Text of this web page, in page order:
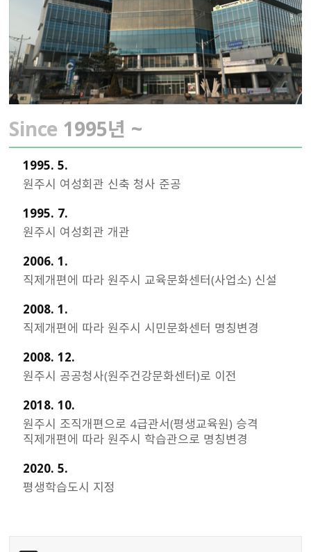
Since 1995년 ~
1995. 5.
원주시 여성회관 신축 청사 준공
1995. 7.
원주시 여성회관 개관
2006. 1.
직제개편에 따라 원주시 교육문화센터(사업소) 신설
2008. 1.
직제개편에 따라 원주시 시민문화센터 명칭변경
2008. 12.
원주시 공공청사(원주건강문화센터)로 이전
2018. 10.
원주시 조직개편으로 4급관서(평생교육원) 승격
직제개편에 따라 원주시 학습관으로 명칭변경
2020. 5.
평생학습도시 지정